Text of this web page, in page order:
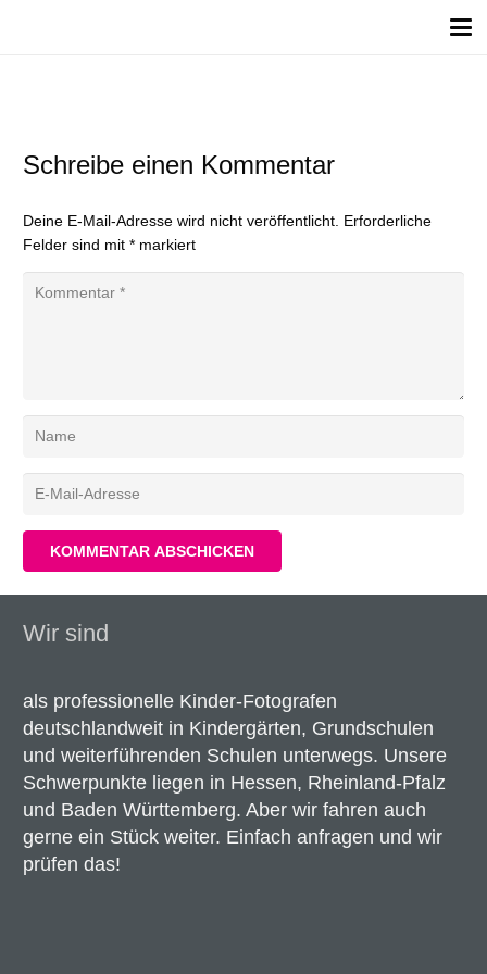
Schreibe einen Kommentar
Deine E-Mail-Adresse wird nicht veröffentlicht. Erforderliche
Felder sind mit * markiert
KOMMENTAR ABSCHICKEN
Wir sind
als professionelle Kinder-Fotografen
deutschlandweit in Kindergärten, Grundschulen
und weiterführenden Schulen unterwegs. Unsere
Schwerpunkte liegen in Hessen, Rheinland-Pfalz
und Baden Württemberg. Aber wir fahren auch
gerne ein Stück weiter. Einfach anfragen und wir
prüfen das!